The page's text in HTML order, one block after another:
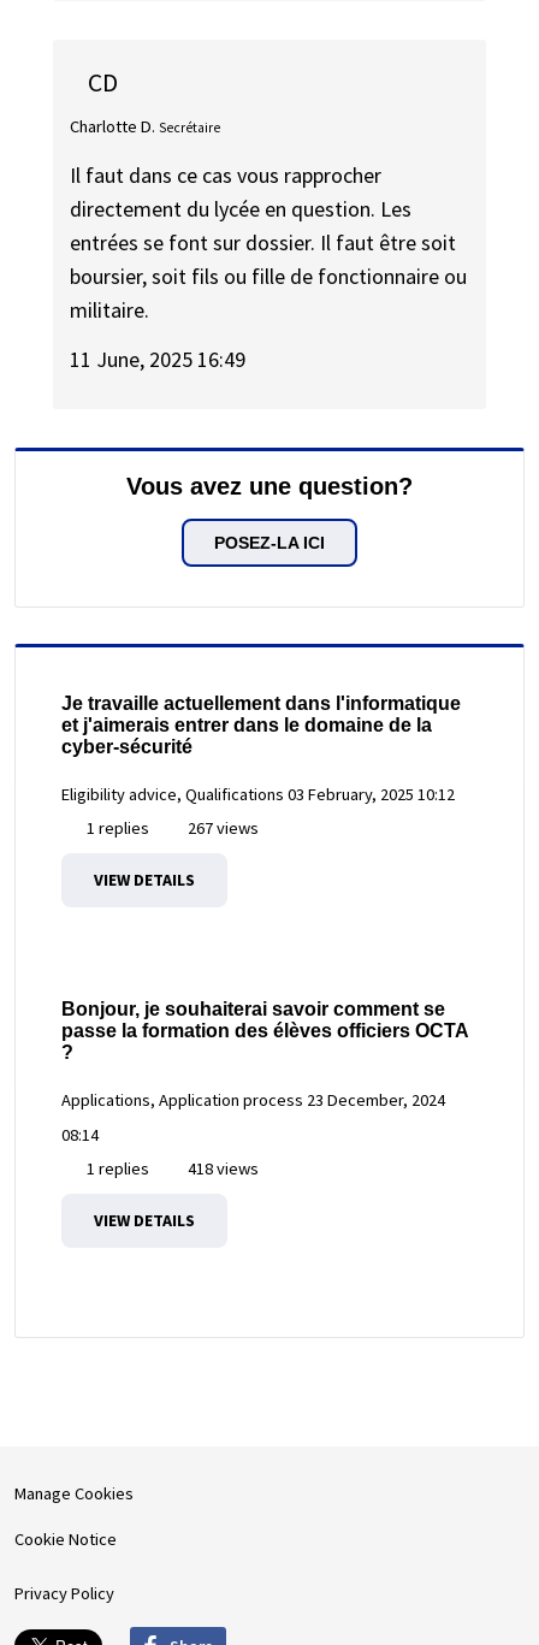
CD
Charlotte D. Secrétaire
Il faut dans ce cas vous rapprocher
directement du lycée en question. Les
entrées se font sur dossier. Il faut être soit
boursier, soit fils ou fille de fonctionnaire ou
militaire.
11 June, 2025 16:49
Vous avez une question?
POSEZ-LA ICI
Je travaille actuellement dans l'informatique
et j'aimerais entrer dans le domaine de la
cyber-sécurité
Eligibility advice, Qualifications 03 February, 2025 10:12
1 replies
267 views
VIEW DETAILS
Bonjour, je souhaiterai savoir comment se
passe la formation des élèves officiers OCTA
?
Applications, Application process 23 December, 2024
08:14
1 replies
418 views
VIEW DETAILS
Manage Cookies
Cookie Notice
Privacy Policy